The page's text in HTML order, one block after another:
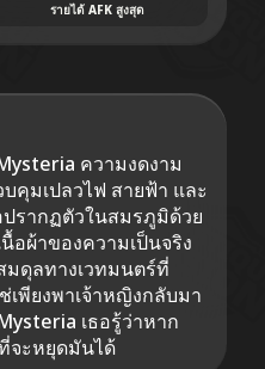
รายได้ AFK สูงสุด
ความงดงาม
คุมเปลวไฟ สายฟ้า และ
ปรากฏตัวในสมรภูมิด้วย
อผ้าของความเป็นจริง
ดุลทางเวทมนตร์ที่
เพียงพาเจ้าหญิงกลับมา
เธอรู้ว่าหาก
จะหยุดมันได้